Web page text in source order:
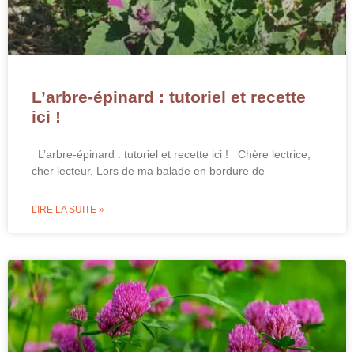
L’arbre-épinard : tutoriel et recette
ici !
L’arbre-épinard : tutoriel et recette ici ! Chère lectrice,
cher lecteur, Lors de ma balade en bordure de
LIRE LA SUITE »